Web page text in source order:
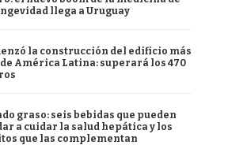
llega a Uruguay
la construcción del edificio más
América Latina: superará los 470
graso: seis bebidas que pueden
a cuidar la salud hepática y los
que las complementan